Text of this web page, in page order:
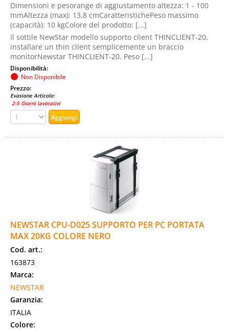
Dimensioni e pesorange di aggiustamento altezza: 1 - 100
mmAltezza (max): 13,8 cmCaratteristichePeso massimo
(capacità): 10 kgColore del prodotto: [...]
Il sottile NewStar modello supporto client THINCLIENT-20,
installare un thin client semplicemente un braccio
monitorNewstar THINCLIENT-20. Peso [...]
Disponibilità:
Non Disponibile
Prezzo:
Evasione Articolo:
2-5 Giorni lavorativi
NEWSTAR CPU-D025 SUPPORTO PER PC PORTATA
MAX 20KG COLORE NERO
Cod. art.:
163873
Marca:
NEWSTAR
Garanzia:
ITALIA
Colore: